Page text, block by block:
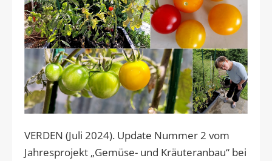
VERDEN (Juli 2024). Update Nummer 2 vom
Jahresprojekt „Gemüse- und Kräuteranbau“ bei